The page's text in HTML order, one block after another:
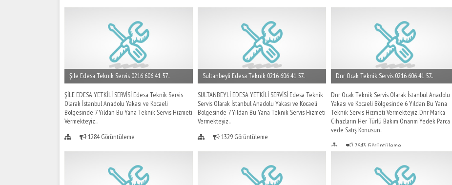
Şile Edesa Teknik Servis 0216 606 41 57..
ŞİLE EDESA YETKİLİ SERVİSİ Edesa Teknik Servis
Olarak İstanbul Anadolu Yakası ve Kocaeli
Bölgesinde 7 Yıldan Bu Yana Teknik Servis Hizmeti
Vermekteyiz...
1284 Görüntüleme
Sultanbeyli Edesa Teknik 0216 606 41 57..
SULTANBEYLİ EDESA YETKİLİ SERVİSİ Edesa Teknik
Servis Olarak İstanbul Anadolu Yakası ve Kocaeli
Bölgesinde 7 Yıldan Bu Yana Teknik Servis Hizmeti
Vermekteyiz..
1329 Görüntüleme
Dnr Ocak Teknik Servis 0216 606 41 57..
Dnr Ocak Teknik Servis Olarak İstanbul Anadolu
Yakası ve Kocaeli Bölgesinde 6 Yıldan Bu Yana
Teknik Servis Hizmeti Vermekteyiz. Dnr Marka
Cihazların Her Türlü Bakım Onarım Yedek Parca
vede Satış Konusun..
2643 Görüntüleme